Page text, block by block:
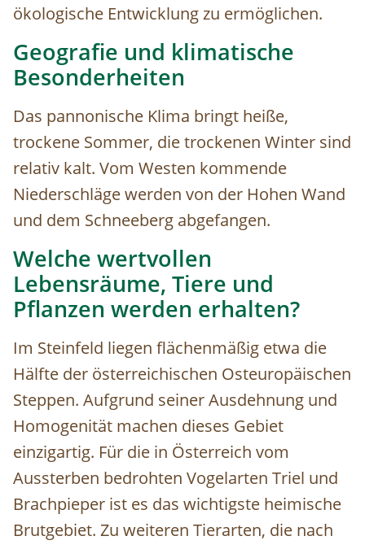
ökologische Entwicklung zu ermöglichen.
Geografie und klimatische
Besonderheiten
Das pannonische Klima bringt heiße,
trockene Sommer, die trockenen Winter sind
relativ kalt. Vom Westen kommende
Niederschläge werden von der Hohen Wand
und dem Schneeberg abgefangen.
Welche wertvollen
Lebensräume, Tiere und
Pflanzen werden erhalten?
Im Steinfeld liegen flächenmäßig etwa die
Hälfte der österreichischen Osteuropäischen
Steppen. Aufgrund seiner Ausdehnung und
Homogenität machen dieses Gebiet
einzigartig. Für die in Österreich vom
Aussterben bedrohten Vogelarten Triel und
Brachpieper ist es das wichtigste heimische
Brutgebiet. Zu weiteren Tierarten, die nach